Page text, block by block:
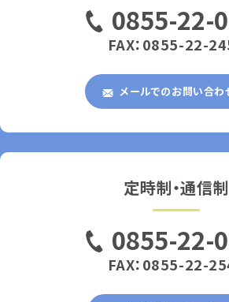
0855-22-
FAX：0855-22-
メールでのお問い合わ
定時制・通信制
0855-22-
FAX：0855-22-